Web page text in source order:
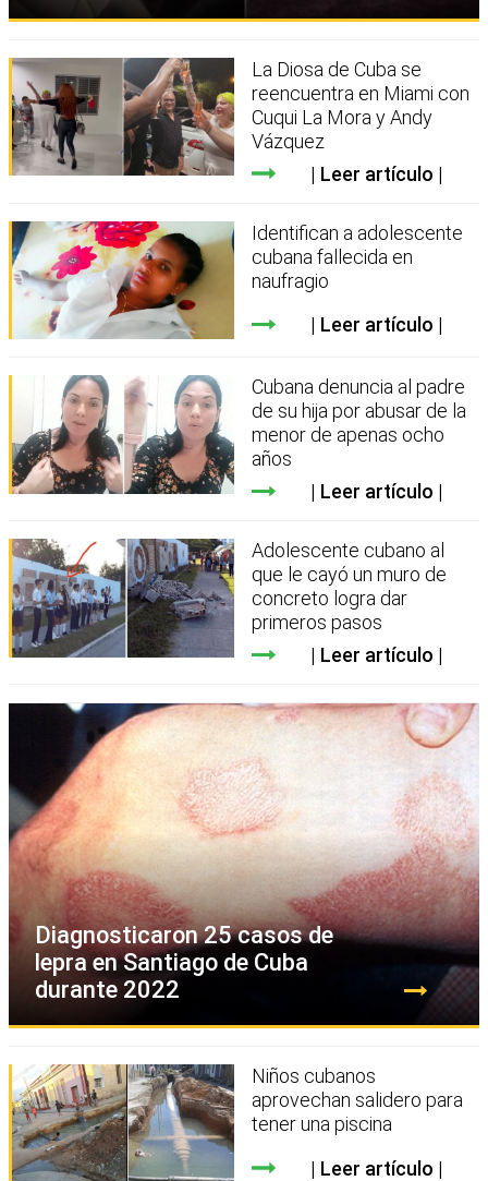
La Diosa de Cuba se
reencuentra en Miami con
Cuqui La Mora y Andy
Vázquez
Leer artículo
Identifican a adolescente
cubana fallecida en
naufragio
Leer artículo
Cubana denuncia al padre
de su hija por abusar de la
menor de apenas ocho
años
Leer artículo
Adolescente cubano al
que le cayó un muro de
concreto logra dar
primeros pasos
Leer artículo
Diagnosticaron 25 casos de
lepra en Santiago de Cuba
durante 2022
Niños cubanos
aprovechan salidero para
tener una piscina
Leer artículo